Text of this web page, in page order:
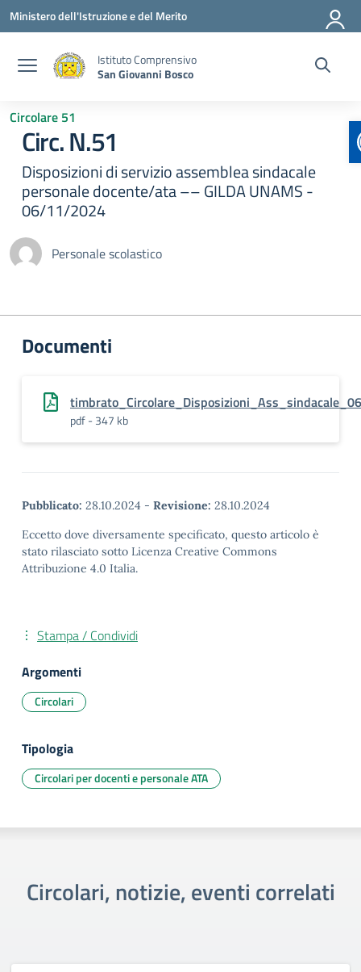
Vai ai contenuti
Vai al menu di navigazione
Vai al footer
Ministero dell'Istruzione e del Merito
Istituto Comprensivo
San Giovanni Bosco
Circolare 51
Circ. N.51
Disposizioni di servizio assemblea sindacale
personale docente/ata –– GILDA UNAMS -
06/11/2024
Personale scolastico
Documenti
pdf - 347 kb
Pubblicato: 28.10.2024 - Revisione: 28.10.2024
Eccetto dove diversamente specificato, questo articolo è
stato rilasciato sotto Licenza Creative Commons
Attribuzione 4.0 Italia.
Stampa / Condividi
Argomenti
Circolari
Tipologia
Circolari per docenti e personale ATA
Circolari, notizie, eventi correlati